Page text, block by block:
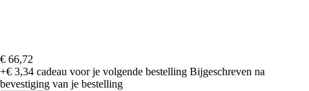
€ 66,72
+€ 3,34 cadeau voor je volgende bestelling Bijgeschreven na
bevestiging van je bestelling